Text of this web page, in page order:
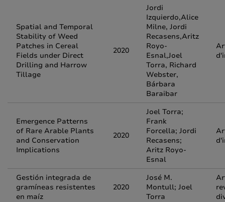
Spatial and Temporal
Stability of Weed
Patches in Cereal
Fields under Direct
Drilling and Harrow
Tillage
2020
Jordi
Izquierdo,Alice
Milne, Jordi
Recasens,Aritz
Royo-
Esnal,Joel
Torra, Richard
Webster,
Bárbara
Baraibar
Emergence Patterns
of Rare Arable Plants
and Conservation
Implications
2020
Joel Torra;
Frank
Forcella; Jordi
Recasens;
Aritz Royo-
Esnal
Gestión integrada de
gramíneas resistentes
en maíz
2020
José M.
Montull; Joel
Torra